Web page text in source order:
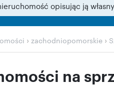
opisując ją
› zachodniopomorskie ›
na